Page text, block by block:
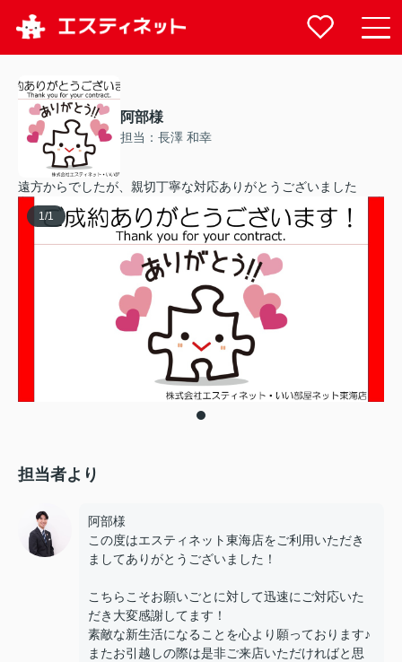
阿部様
担当：長澤 和幸
遠方からでしたが、親切丁寧な対応ありがとうございました
1 /1
担当者より
阿部様
この度はエスティネット東海店をご利用いただき
ましてありがとうございました！
こちらこそお願いごとに対して迅速にご対応いた
だき大変感謝してます！
素敵な新生活になることを心より願っております♪
またお引越しの際は是非ご来店いただければと思